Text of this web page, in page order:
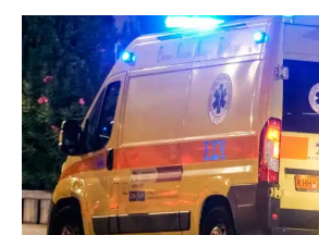
Εξαφάνιση 15χρονου στην Αθήνα: Τι
Παιδιού»
ΕΙΔΗΣΕΙΣ 7 Αυγούστου 2026 21:39
Συνελήφθησαν σε Καβάλα και
για ναρκωτικά και λαθραίο καπνό
ΑΣΤΥΝΟΜΙΑ 7 Αυγούστου 2026 21:24
Τραγωδία στην Πάτρα: Πέθανε βρέφος
Νεογνών του Νοσοκομείου «Άγιος